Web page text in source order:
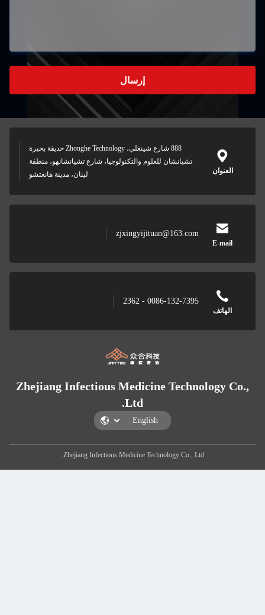
888 شارع شينغلي، Zhonghe Technology حديقة بحيرة
منطقة
مدينة هانغتشو
Zhejiang